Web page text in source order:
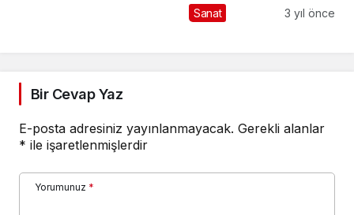
Konserinde Türk
Sanat 3 yıl önce
Bir Cevap Yaz
E-posta adresiniz yayınlanmayacak. Gerekli alanlar
* ile işaretlenmişlerdir
Yorumunuz *